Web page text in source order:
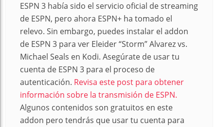
ESPN 3 había sido el servicio oficial de streaming
de ESPN, pero ahora ESPN+ ha tomado el
relevo. Sin embargo, puedes instalar el addon
de ESPN 3 para ver Eleider “Storm” Alvarez vs.
Michael Seals en Kodi. Asegúrate de usar tu
cuenta de ESPN 3 para el proceso de
autenticación. Revisa este post para obtener
información sobre la transmisión de ESPN.
Algunos contenidos son gratuitos en este
addon pero tendrás que usar tu cuenta para